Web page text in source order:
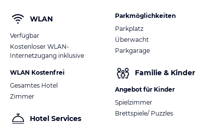
WLAN
Verfügbar
Kostenloser WLAN-
Internetzugang inklusive
WLAN Kostenfrei
Gesamtes Hotel
Zimmer
Hotel Services
Parkmöglichkeiten
Parkplatz
Überwacht
Parkgarage
Familie & Kinder
Angebot für Kinder
Spielzimmer
Brettspiele/ Puzzles